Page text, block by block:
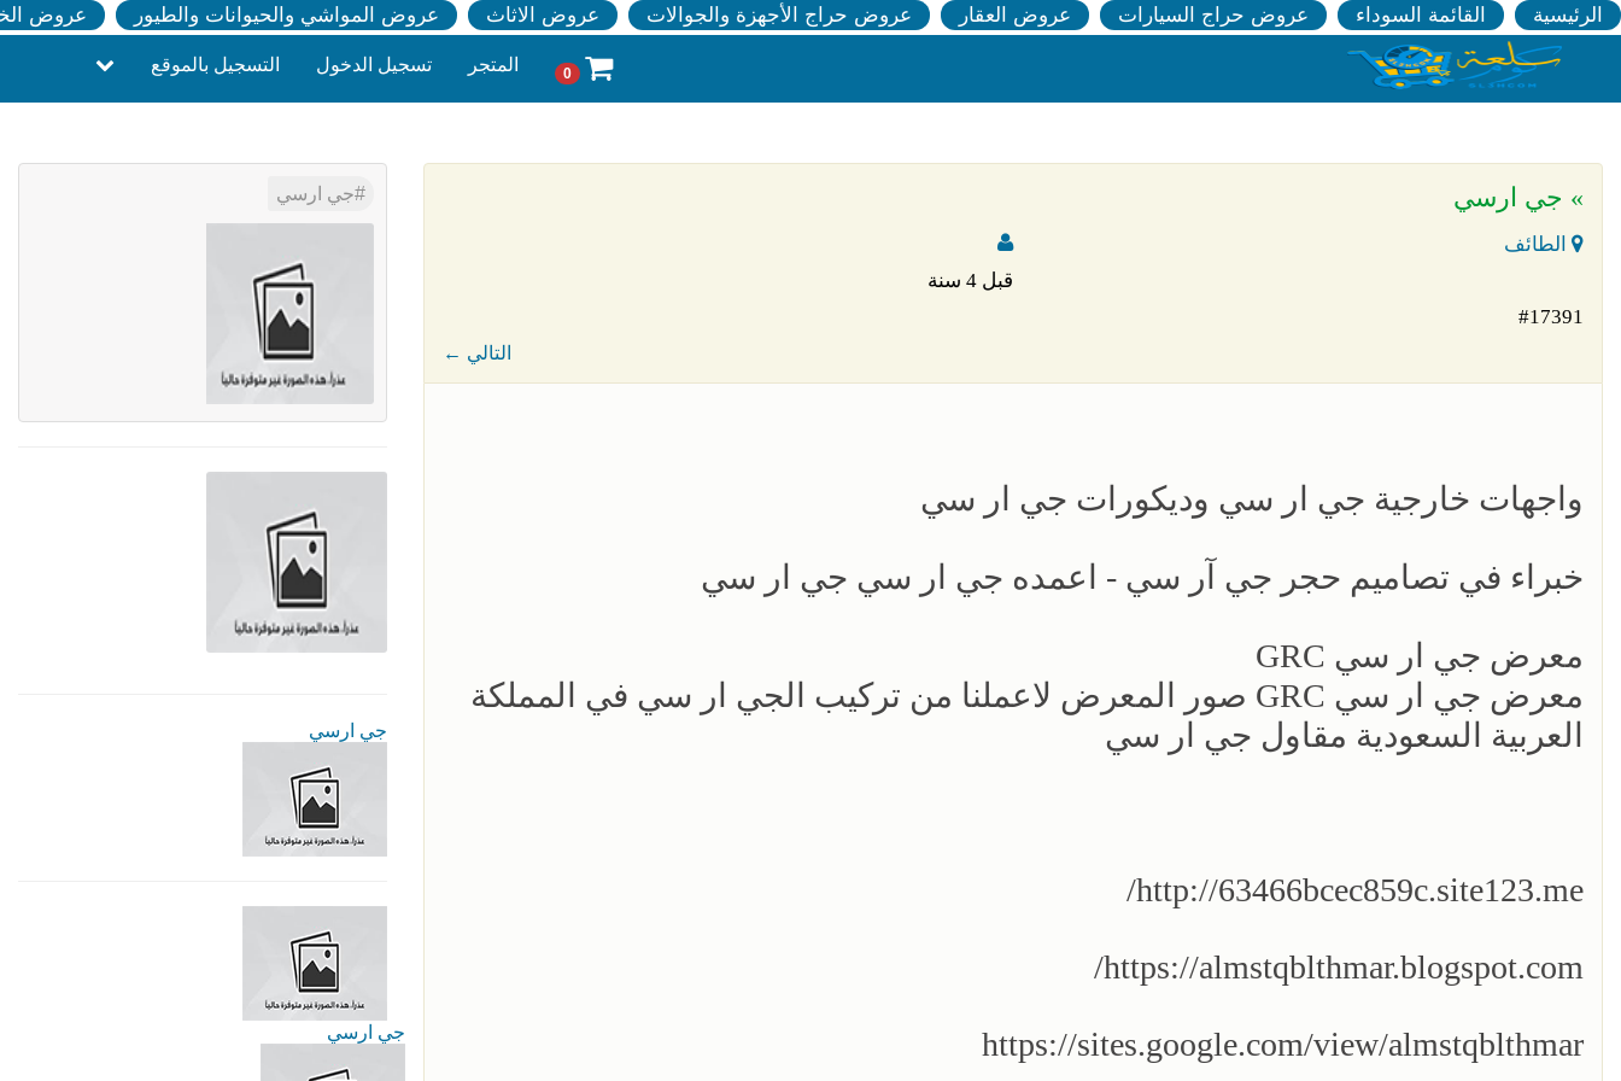
الرئيسية القائمة السوداء عروض حراج السيارات عروض العقار عروض حراج الأجهزة والجوالات عروض الاثاث عروض المواشي والحيوانات والطيور عروض
0 المتجر تسجيل الدخول التسجيل بالموقع
» جي ارسي
الطائف
قبل 4 سنة
#17391
← التالي
واجهات خارجية جي ار سي وديكورات جي ار سي
خبراء في تصاميم حجر جي آر سي - اعمده جي ار سي جي ار سي
معرض جي ار سي GRC
معرض جي ار سي GRC صور المعرض لاعملنا من تركيب الجي ار سي في المملكة
العربية السعودية مقاول جي ار سي
http://63466bcec859c.site123.me/
https://almstqblthmar.blogspot.com/
https://sites.google.com/view/almstqblthmar
جي ارسي
جي ارسي
جي ارسي